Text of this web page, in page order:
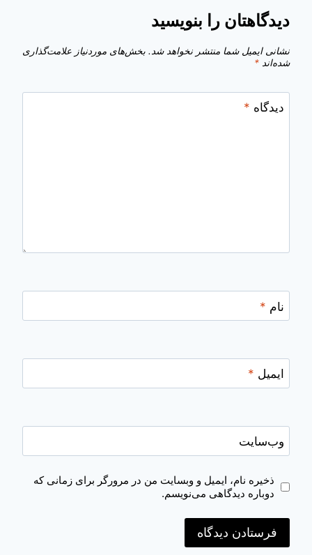
دیدگاهتان را بنویسید
نشانی ایمیل شما منتشر نخواهد شد. بخش‌های موردنیاز علامت‌گذاری
شده‌اند *
دیدگاه *
نام *
ایمیل *
وب‌سایت
ذخیره نام، ایمیل و وبسایت من در مرورگر برای زمانی که
دوباره دیدگاهی می‌نویسم.